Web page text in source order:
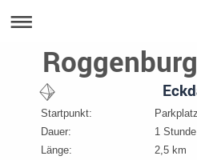
Startpunkt:
Dauer:
1 Stunde
Länge:
2,5 km